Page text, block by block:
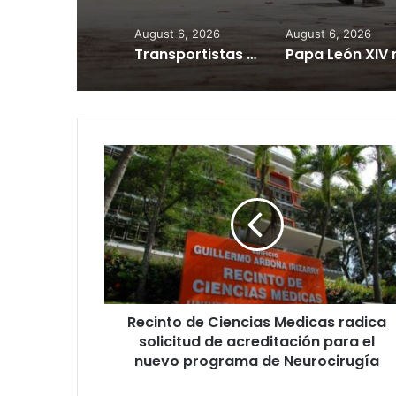
August 6, 2026
Transportistas y Educación alcanzan acuerdo; comienzan pagos adeudados
August 6, 2026
Recinto
de
Ciencias
Medicas
radica
solicitud
de
acreditación
para
programa
Recinto de Ciencias Medicas radica
solicitud de acreditación para el
nuevo programa de Neurocirugía